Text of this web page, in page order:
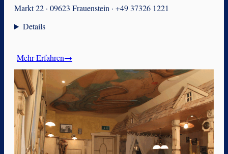
Markt 22 · 09623 Frauenstein · +49 37326 1221
Details
Mehr Erfahren→